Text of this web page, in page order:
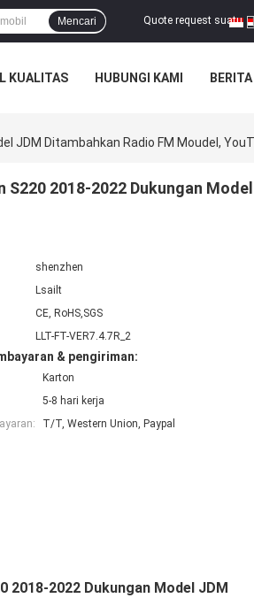
Quote request suatu |
Mencari
KUALITAS HUBUNGI KAMI BERITA
JDM Ditambahkan Radio FM Moudel,
2018-2022 Dukungan
shenzhen
Lsailt
CE, RoHS,SGS
LLT-FT-VER7.4.7R_2
& pengiriman:
Karton
5-8 hari kerja
T/T, Western Union, Paypal
2022 Dukungan Model JDM